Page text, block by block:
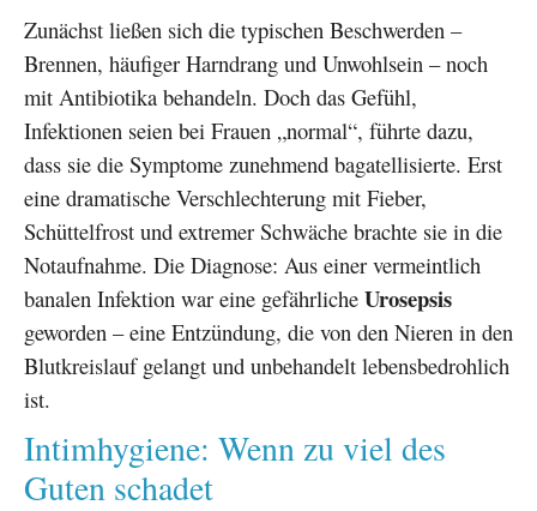
Zunächst ließen sich die typischen Beschwerden –
Brennen, häufiger Harndrang und Unwohlsein – noch
mit Antibiotika behandeln. Doch das Gefühl,
Infektionen seien bei Frauen „normal“, führte dazu,
dass sie die Symptome zunehmend bagatellisierte. Erst
eine dramatische Verschlechterung mit Fieber,
Schüttelfrost und extremer Schwäche brachte sie in die
Notaufnahme. Die Diagnose: Aus einer vermeintlich
banalen Infektion war eine gefährliche Urosepsis
geworden – eine Entzündung, die von den Nieren in den
Blutkreislauf gelangt und unbehandelt lebensbedrohlich
ist.
Intimhygiene: Wenn zu viel des
Guten schadet